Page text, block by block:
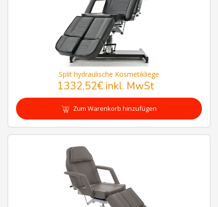
Split hydraulische Kosmetikliege
1332,52€ inkl. MwSt
Zum Warenkorb hinzufügen